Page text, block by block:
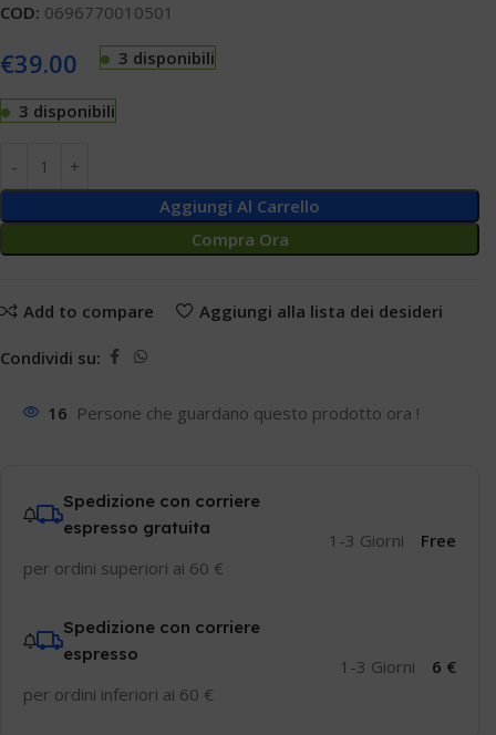
COD: 0696770010501
€39.00 3 disponibili
3 disponibili
Aggiungi Al Carrello
Compra Ora
Add to compare Aggiungi alla lista dei desideri
Condividi su:
16 Persone che guardano questo prodotto ora !
Spedizione con corriere
espresso gratuita
per ordini superiori ai 60 €
1-3 Giorni Free
Spedizione con corriere
espresso
per ordini inferiori ai 60 €
1-3 Giorni 6 €